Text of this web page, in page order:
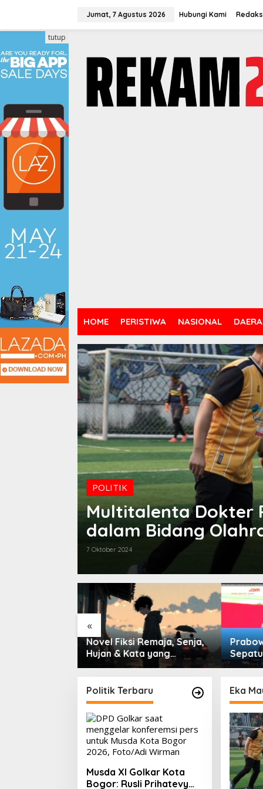
konten
Jumat, 7 Agustus 2026 Hubungi Kami
HOME PERISTIWA NASIONAL
tutup
POLITIK
Multitalenta Dokter
dalam Bidang
7 Oktober 2024
«
Prabowo Sindir Elite
Sepatu Harus Kotor
IHSG
0,66%
PMII,
2026
Politik Terbaru
Musda XI Golkar Kota
Bogor: Rusli Prihatevy
Eka